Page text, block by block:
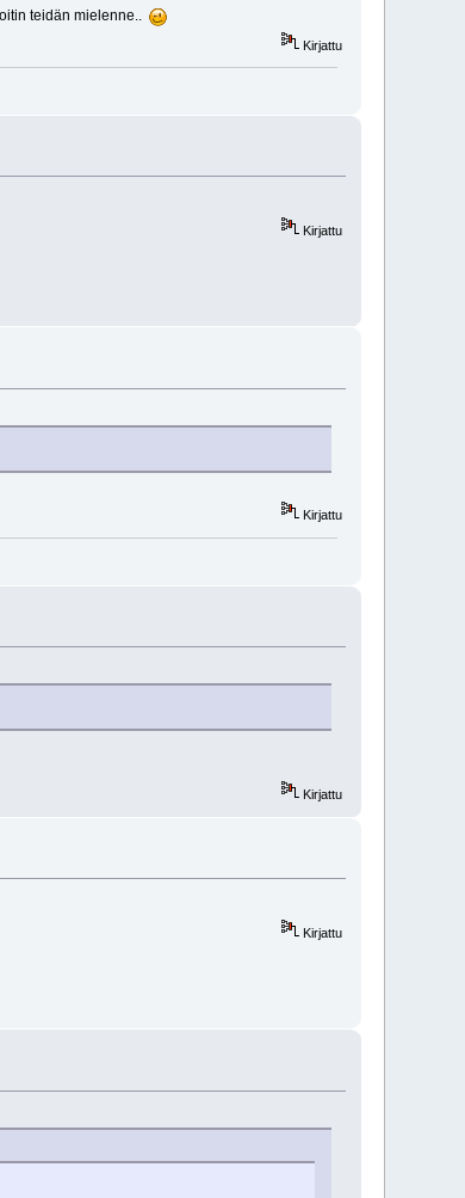
teidän mielenne..
Kirjattu
Kirjattu
Kirjattu
Kirjattu
Kirjattu